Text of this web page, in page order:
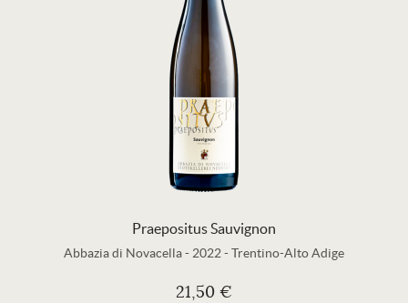
Praepositus Sauvignon
Abbazia di Novacella- 2022 -Trentino-Alto Adige
21,50 €